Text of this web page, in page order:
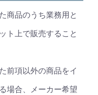
商品のうち業務用と
ト上で販売すること
前項以外の商品をイ
場合、メーカー希望